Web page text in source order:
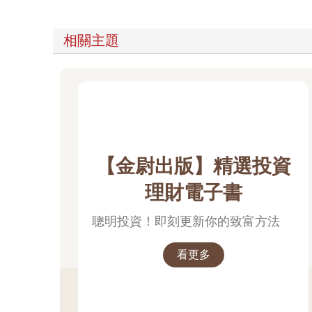
相關主題
【金尉出版】精選投資
理財電子書
聰明投資！即刻更新你的致富方法
看更多